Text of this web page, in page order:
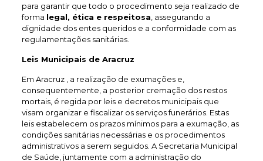
para garantir que todo o procedimento seja realizado de
forma legal, ética e respeitosa , assegurando a
dignidade dos entes queridos e a conformidade com as
regulamentações sanitárias.
Leis Municipais de Aracruz
Em Aracruz , a realização de exumações e,
consequentemente, a posterior cremação dos restos
mortais, é regida por leis e decretos municipais que
visam organizar e fiscalizar os serviços funerários. Estas
leis estabelecem os prazos mínimos para a exumação, as
condições sanitárias necessárias e os procedimentos
administrativos a serem seguidos. A Secretaria Municipal
de Saúde, juntamente com a administração do